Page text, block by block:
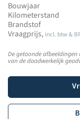
Bouwjaar
Kilometerstand
Brandstof
Vraagprijs, incl. btw &
De getoonde
van de daadwerkelijk